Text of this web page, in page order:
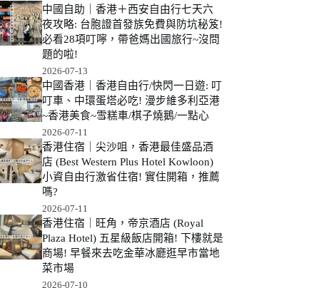
中國自助｜香港＋西安自由行七天六
夜攻略: 台胞證首發族免費與防坑秘笈!
必看28項叮嚀，帶爸媽出國旅行~沒問
題的啦!
2026-07-13
中國香港｜香港自由行/快閃一日遊: 叮
叮車、中環蛋塔必吃! 漫步維多利亞港
~香港美食~雪糕車/棋子燒鵝/一點心
2026-07-11
香港住宿｜尖沙咀，香港最佳盛品酒
店 (Best Western Plus Hotel Kowloon)
小資自由行激省住宿! 實住開箱，推薦
嗎?
2026-07-11
香港住宿｜旺角，帝京酒店 (Royal
Plaza Hotel) 五星級飯店開箱! 下樓就是
商場! 早餐來去吃金華冰廳逛早市當地
菜市場
2026-07-10